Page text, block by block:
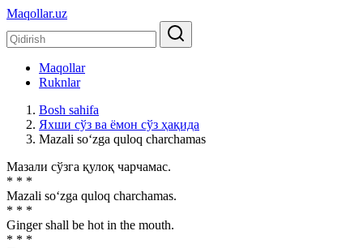
Maqollar.uz
Maqollar
Ruknlar
Bosh sahifa
Яхши сўз ва ёмон сўз ҳақида
Mazali so‘zga quloq charchamas
Мазали сўзга қулоқ чарчамас.
* * *
Mazali so‘zga quloq charchamas.
* * *
Ginger shall be hot in the mouth.
* * *